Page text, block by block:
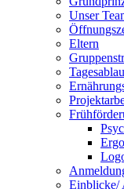
Unser
Eltern
Einblicke/